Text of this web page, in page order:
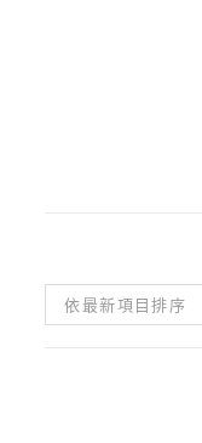
依最新項目排序